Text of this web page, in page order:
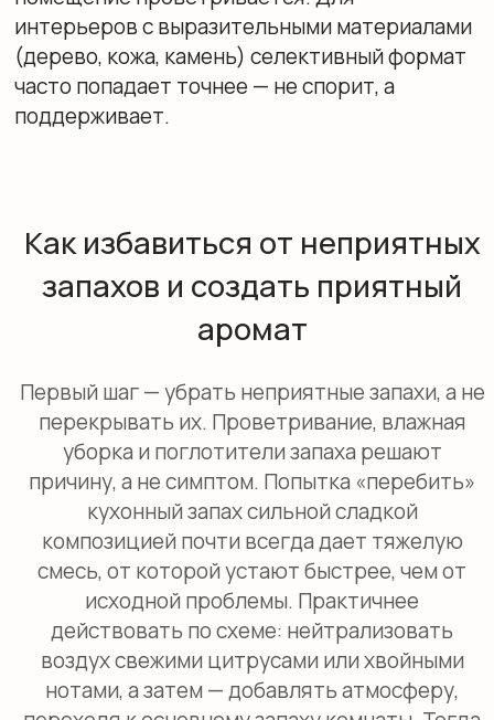
Винтаж
Винтаж
У НАС ЕСТЬ И ДРУГИЕ ПОДБОРКИ